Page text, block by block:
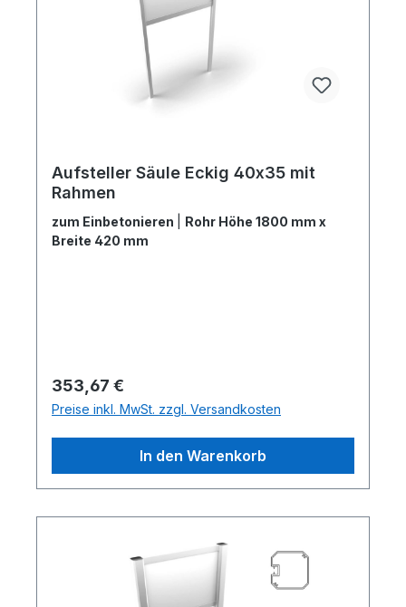
Aufsteller Säule Eckig 40x35 mit
Rahmen
zum Einbetonieren
Rohr Höhe 1800 mm x
Breite 420 mm
Regulärer Preis:
353,67 €
Preise inkl. MwSt. zzgl. Versandkosten
In den Warenkorb